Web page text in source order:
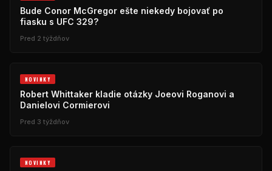
Bude Conor McGregor ešte niekedy bojovať po
fiasku s UFC 329?
Pred 2 týždňov
NOVINKY
Robert Whittaker kladie otázky Joeovi Roganovi a
Danielovi Cormierovi
Pred 3 týždňov
NOVINKY